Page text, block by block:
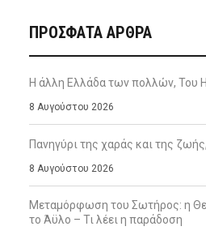
ΠΡΌΣΦΑΤΑ ΆΡΘΡΑ
Η άλλη Ελλάδα των πολλών, Του
8 Αυγούστου 2026
Πανηγύρι της χαράς και της
8 Αυγούστου 2026
Μεταμόρφωση του Σωτήρος: η
το Άϋλο – Τι λέει η παράδοση